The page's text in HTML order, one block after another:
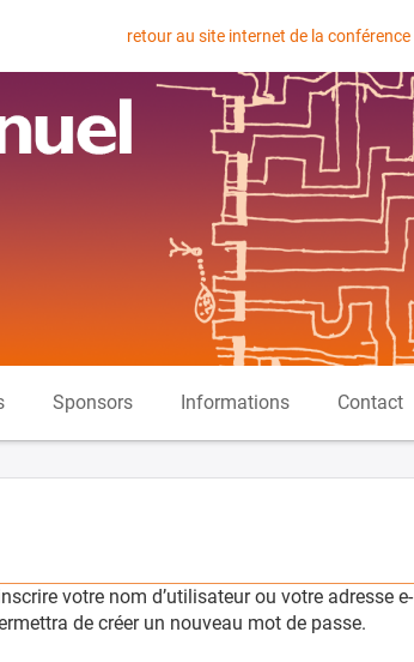
retour au site internet de la conférence
Sponsors Informations Contact
votre nom d’utilisateur ou votre adresse e-
de créer un nouveau mot de passe.